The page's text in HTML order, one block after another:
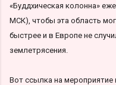
«Буддхическая колонна»
МСК), чтобы эта область
быстрее и в Европе не
землетрясения.
Вот ссылка на мероприятие